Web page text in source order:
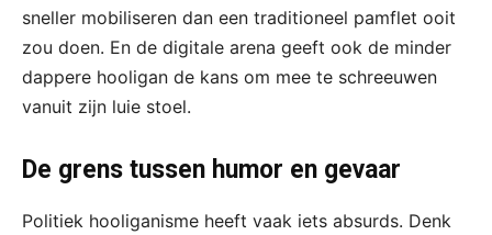
sneller mobiliseren dan een traditioneel pamflet ooit
zou doen. En de digitale arena geeft ook de minder
dappere hooligan de kans om mee te schreeuwen
vanuit zijn luie stoel.
De grens tussen humor en gevaar
Politiek hooliganisme heeft vaak iets absurds. Denk